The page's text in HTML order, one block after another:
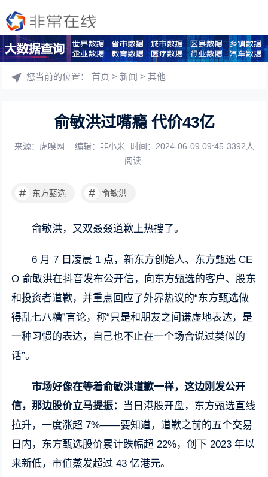
您当前的位置：首页 >新闻 >其他
俞敏洪过嘴瘾 代价43亿
来源：虎嗅网 编辑：非小米 时间：2024-06-09 09:45 3392人
阅读
# 东方甄选 # 俞敏洪
俞敏洪，又双叒叕道歉上热搜了。
6 月 7 日凌晨 1 点，新东方创始人、东方甄选 CE
O 俞敏洪在抖音发布公开信，向东方甄选的客户、股东
和投资者道歉，并重点回应了外界热议的“东方甄选做
得乱七八糟”言论，称“只是和朋友之间谦虚地表达，是
一种习惯的表达，自己也不止在一个场合说过类似的
话”。
市场好像在等着俞敏洪道歉一样，这边刚发公开
信，那边股价立马提振： 当日港股开盘，东方甄选直线
拉升，一度涨超 7%——要知道，道歉之前的五个交易
日内，东方甄选股价累计跌幅超 22%，创下 2023 年以
来新低，市值蒸发超过 43 亿港元。